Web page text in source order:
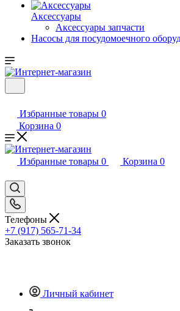
Аксессуары
Аксессуары запчасти
Насосы для посудомоечного
Избранные товары 0
Корзина 0
Избранные товары 0 Корзина 0
Телефоны
+7 (917) 565-71-34
Заказать звонок
Личный кабинет